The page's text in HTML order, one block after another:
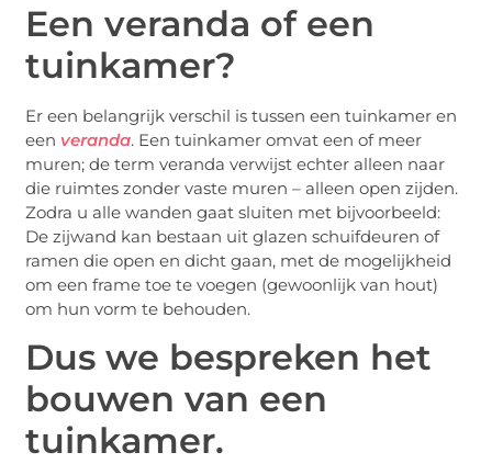
Een veranda of een
tuinkamer?
Er een belangrijk verschil is tussen een tuinkamer en
eenveranda. Een tuinkamer omvat een of meer
muren; de term veranda verwijst echter alleen naar
die ruimtes zonder vaste muren – alleen open zijden.
Zodra u alle wanden gaat sluiten met bijvoorbeeld:
De zijwand kan bestaan uit glazen schuifdeuren of
ramen die open en dicht gaan, met de mogelijkheid
om een frame toe te voegen (gewoonlijk van hout)
om hun vorm te behouden.
Dus we bespreken het
bouwen van een
tuinkamer.